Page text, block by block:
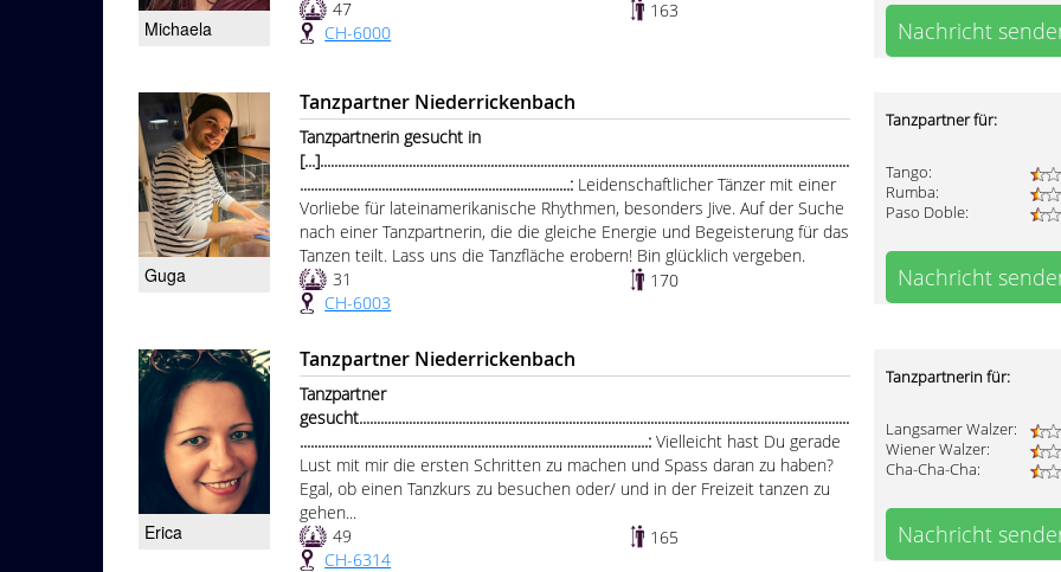
Michaela
47
163
CH-6000
Nachricht
Guga
Tanzpartner Niederrickenbach
Tanzpartnerin gesucht in
[...].....................................................................................................................................................
............................................................................: Leidenschaftlicher Tänzer mit einer
Vorliebe für lateinamerikanische Rhythmen, besonders Jive. Auf der Suche
nach einer Tanzpartnerin, die die gleiche Energie und Begeisterung für das
Tanzen teilt. Lass uns die Tanzfläche erobern! Bin glücklich vergeben.
31
170
CH-6003
Tanzpartner für:
Tango:
Rumba:
Paso Doble:
Nachricht
Erica
Tanzpartner Niederrickenbach
Tanzpartner
gesucht..........................................................................................................................................
..................................................................................................:Vielleicht hast Du gerade
Lust mit mir die ersten Schritten zu machen und Spass daran zu haben?
Egal, ob einen Tanzkurs zu besuchen oder/ und in der Freizeit tanzen zu
gehen...
49
165
CH-6314
Tanzpartnerin für:
Langsamer Walzer:
Wiener Walzer:
Cha-Cha-Cha:
Nachricht